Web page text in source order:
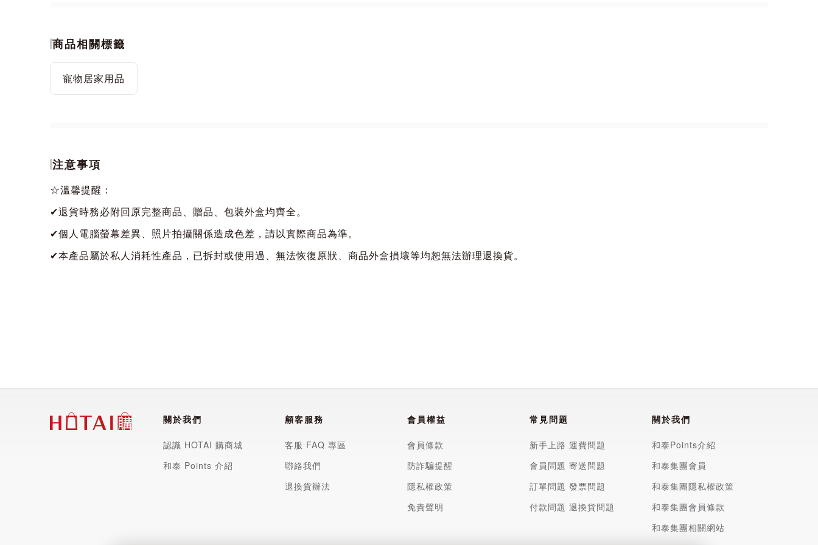
◆燈芯絨材質，寵物超愛咬
◆可愛的玩偶造型，緩解寵物焦慮不安
◆當您的寵物自己在家的時候，Petsall毛孩玩具是你寵物最佳陪伴者
商品相關標籤
寵物居家用品
注意事項
☆溫馨提醒：
✔退貨時務必附回原完整商品、贈品、包裝外盒均齊全。
✔個人電腦螢幕差異、照片拍攝關係造成色差，請以實際商品為準。
✔本產品屬於私人消耗性產品，已拆封或使用過、無法恢復原狀、商品外盒損壞等均恕無法辦理退換貨。
關於我們
認識 HOTAI 購商城
和泰 Points 介紹
顧客服務
客服 FAQ 專區
聯絡我們
退換貨辦法
會員權益
會員條款
防詐騙提醒
隱私權政策
免責聲明
常見問題
新手上路
會員問題
訂單問題
付款問題
運費問題
寄送問題
發票問題
退換貨問題
關於我們
和泰Points介紹
和泰集團會員
和泰集團隱私權政策
和泰集團會員條款
和泰集團相關網站